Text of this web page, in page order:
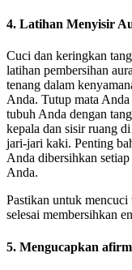
4. Latihan Menyisir
Cuci dan keringkan
latihan pembersihan
tenang dalam
Anda. Tutup mata
tubuh Anda dengan
kepala dan sisir ruang
jari-jari kaki. Penting
Anda dibersihkan
Anda.
Pastikan untuk mencuci
selesai membersihkan
5. Mengucapkan